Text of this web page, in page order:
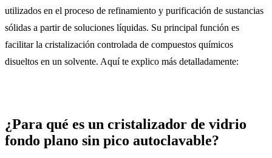
utilizados en el proceso de refinamiento y purificación de sustancias
sólidas a partir de soluciones líquidas. Su principal función es
facilitar la cristalización controlada de compuestos químicos
disueltos en un solvente. Aquí te explico más detalladamente:
¿Para qué es un cristalizador de vidrio
fondo plano sin pico autoclavable?